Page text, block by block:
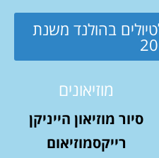
בהולנד משנת
מוזיאונים
סיור מוזיאון הייניקן
רייקסמוזיאום